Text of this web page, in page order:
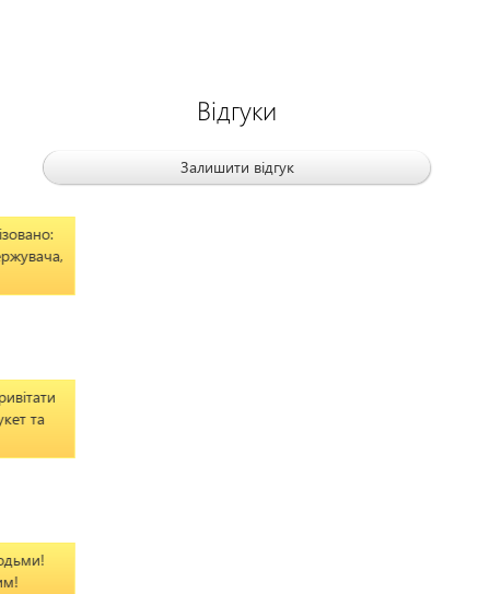
Відгуки
Залишити відгук